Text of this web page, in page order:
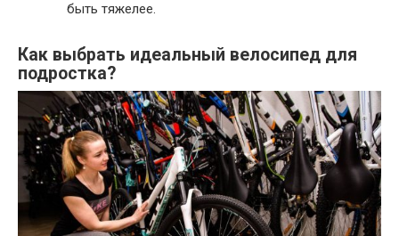
быть тяжелее.
Как выбрать идеальный велосипед для
подростка?